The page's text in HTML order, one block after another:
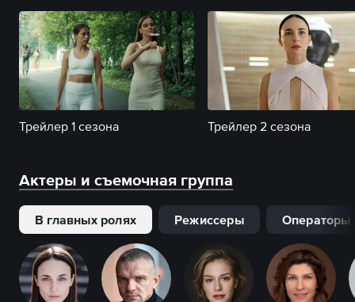
Трейлер 1 сезона Трейлер 2 сезона
Актеры и съемочная группа
В главных ролях Режиссеры Операторы